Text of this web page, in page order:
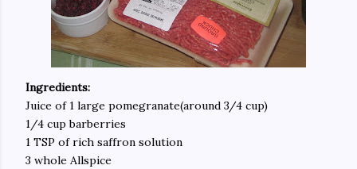
Ingredients:
Juice of 1 large pomegranate(around 3/4 cup)
1/4 cup barberries
1 TSP of rich saffron solution
3 whole Allspice